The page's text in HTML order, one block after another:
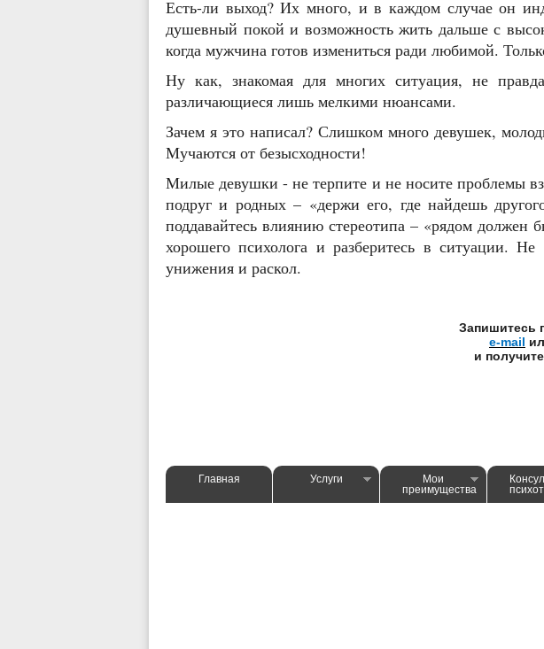
Есть-ли выход? Их много, и в каждом случае он
душевный покой и возможность жить дальше с
когда мужчина готов измениться ради любимой.
Ну как, знакомая для многих ситуация, не
различающиеся лишь мелкими нюансами.
Зачем я это написал? Слишком много девушек,
Мучаются от безысходности!
Милые девушки - не терпите и не носите проблемы
подруг и родных – «держи его, где найдешь
поддавайтесь влиянию стереотипа – «рядом должен
хорошего психолога и разберитесь в ситуации.
унижения и раскол.
Запишитесь
e-mail
и
Главная Услуги
Мои
преимущества